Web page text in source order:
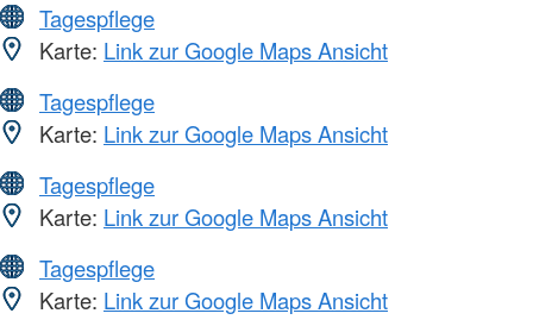
Tagespflege
Karte: Link zur Google Maps Ansicht
Tagespflege
Karte: Link zur Google Maps Ansicht
Tagespflege
Karte: Link zur Google Maps Ansicht
Tagespflege
Karte: Link zur Google Maps Ansicht